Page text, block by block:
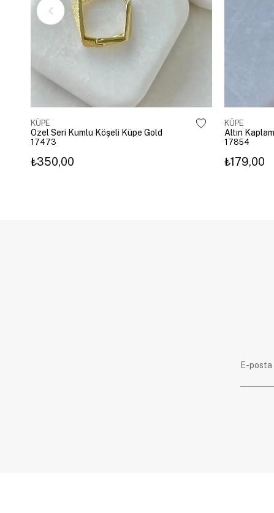
KÜPE
Özel Seri Kumlu Köşeli Küpe Gold
17473
₺350,00
KÜPE
17854
₺179,00